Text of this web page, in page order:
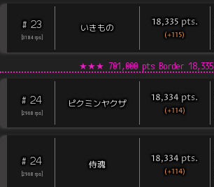
# 23
3184 rps
いきもの 18,335 pts.
(+115)
★★★ 701,000 pts Border 18,335
# 24
2968 rps
ピクミンヤクザ 18,334 pts.
(+114)
# 24
2968 rps
侍魂 18,334 pts.
(+114)